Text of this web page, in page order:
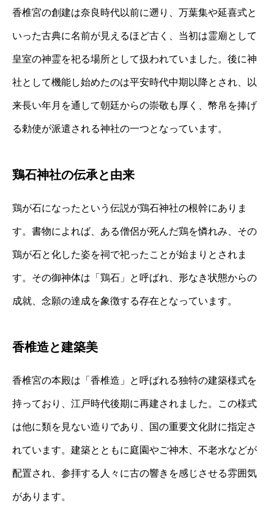
香椎宮の創建は奈良時代以前に遡り、万葉集や延喜式と
いった古典に名前が見えるほど古く、当初は霊廟として
皇室の神霊を祀る場所として扱われていました。後に神
社として機能し始めたのは平安時代中期以降とされ、以
来長い年月を通して朝廷からの崇敬も厚く、幣帛を捧げ
る勅使が派遣される神社の一つとなっています。
鶏石神社の伝承と由来
鶏が石になったという伝説が鶏石神社の根幹にありま
す。書物によれば、ある僧侶が死んだ鶏を憐れみ、その
鶏が石と化した姿を祠で祀ったことが始まりとされま
す。その御神体は「鶏石」と呼ばれ、形なき状態からの
成就、念願の達成を象徴する存在となっています。
香椎造と建築美
香椎宮の本殿は「香椎造」と呼ばれる独特の建築様式を
持っており、江戸時代後期に再建されました。この様式
は他に類を見ない造りであり、国の重要文化財に指定さ
れています。建築とともに庭園やご神木、不老水などが
配置され、参拝する人々に古の響きを感じさせる雰囲気
があります。